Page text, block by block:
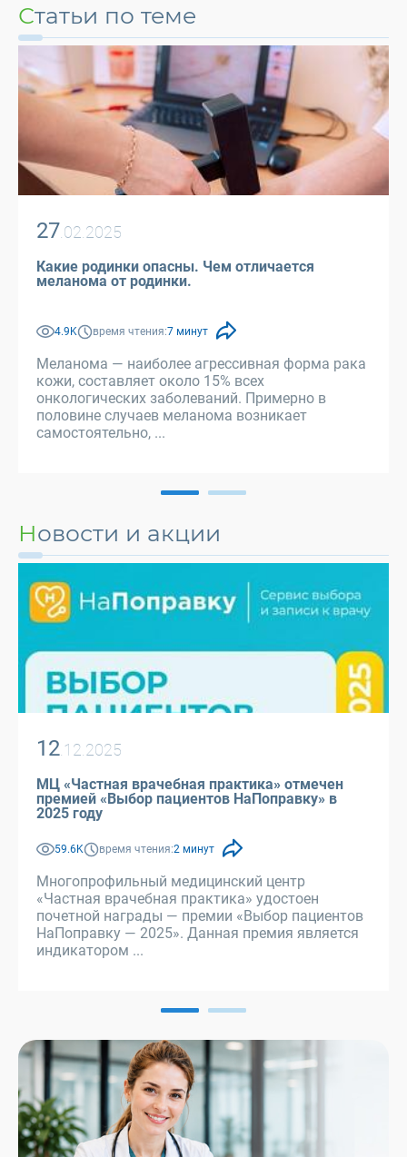
Статьи по теме
27 .02.2025
Какие родинки опасны. Чем отличается
меланома от родинки.
4.9K время чтения:7 минут
Меланома — наиболее агрессивная форма рака
кожи, составляет около 15% всех
онкологических заболеваний. Примерно в
половине случаев меланома возникает
самостоятельно, ...
Новости и акции
12 .12.2025
МЦ «Частная врачебная практика» отмечен
премией «Выбор пациентов НаПоправку» в
2025 году
59.6K время чтения:2 минут
Многопрофильный медицинский центр
«Частная врачебная практика» удостоен
почетной награды — премии «Выбор пациентов
НаПоправку — 2025». Данная премия является
индикатором ...